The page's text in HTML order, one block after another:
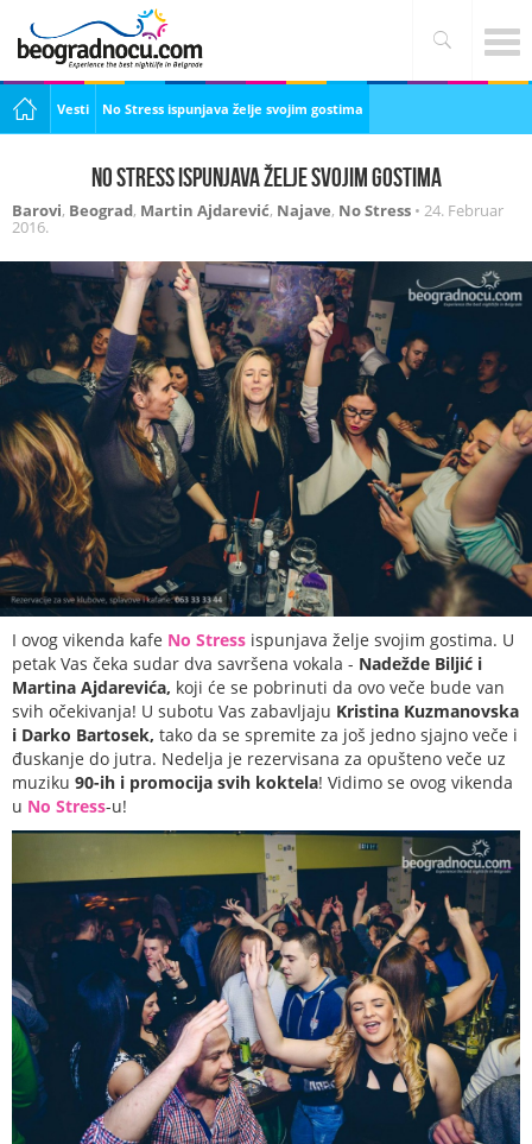
Vesti No Stress ispunjava želje svojim gostima
No Stress ispunjava želje svojim gostima
Barovi, Beograd, Martin Ajdarević, Najave, No Stress • 24. Februar
2016.
I ovog vikenda kafe No Stress ispunjava želje svojim gostima. U
petak Vas čeka sudar dva savršena vokala - Nadežde Biljić i
Martina Ajdarevića, koji će se pobrinuti da ovo veče bude van
svih očekivanja! U subotu Vas zabavljaju Kristina Kuzmanovska
i Darko Bartosek, tako da se spremite za još jedno sjajno veče i
đuskanje do jutra. Nedelja je rezervisana za opušteno veče uz
muziku 90-ih i promocija svih koktela! Vidimo se ovog vikenda
u No Stress-u!